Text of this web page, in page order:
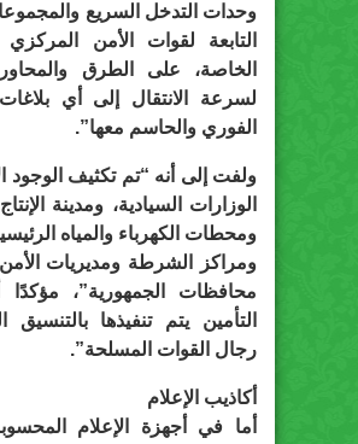
وحدات التدخل السريع
التابعة لقوات الأمن المركزي
الخاصة، على الطرق والمحاور
لسرعة الانتقال إلى أي
الفوري والحاسم معها”.
ولفت إلى أنه “تم تكثيف الوجود
الوزارات السيادية، ومدينة
ومحطات الكهرباء والمياه
ومراكز الشرطة ومديريات
محافظات الجمهورية”،
التأمين يتم تنفيذها
رجال القوات المسلحة”.
أكاذيب الإعلام
أما في أجهزة الإعلام